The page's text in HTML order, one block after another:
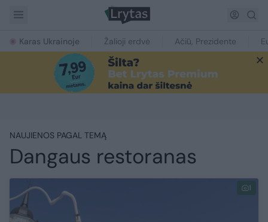
Karas Ukrainoje Žalioji erdvė Ačiū, Prezidente
NAUJIENOS PAGAL TEMĄ
Dangaus restoranas
1